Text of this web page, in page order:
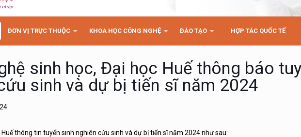
ĐƠN VỊ TRỰC THUỘC KHOA HỌC CÔNG NGHỆ ĐÀO TẠO HỢP TÁC QUỐC TẾ
sinh học, Đại học Huế thông báo
sinh và dự bị tiến sĩ năm 2024
thông tin tuyển sinh nghiên cứu sinh và dự bị tiến sĩ năm 2024 như sau: